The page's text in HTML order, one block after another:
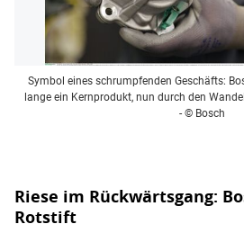
Symbol eines schrumpfenden Geschäfts:
lange ein Kernprodukt, nun durch den
- © Bosch
Riese im Rückwärtsgang:
Rotstift